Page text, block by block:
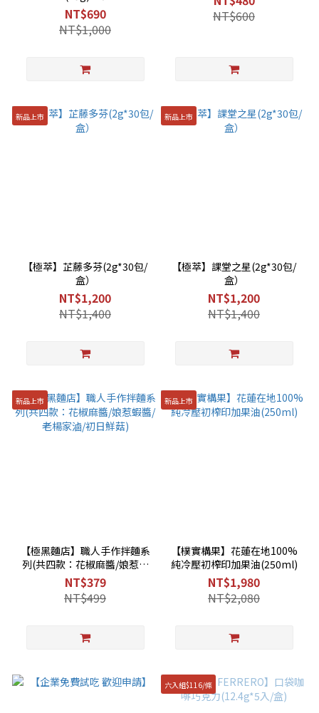
NT$690
NT$1,000
NT$600
新品上市
【極萃】芷藤多芬(2g*30包/
盒）
NT$1,200
NT$1,400
新品上市
【極萃】課堂之星(2g*30包/
盒）
NT$1,200
NT$1,400
新品上市
【極黑麵店】職人手作拌麵系
列(共四款：花椒麻醬/娘惹蝦
醬/老楊家滷/初日鮮菇)
NT$379
NT$499
新品上市
【樸實構果】花蓮在地100%
純冷壓初榨印加果油(250ml)
NT$1,980
NT$2,080
六入組$116/條